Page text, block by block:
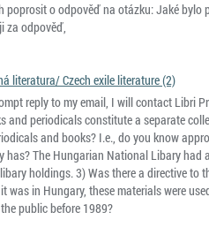
poprosit o odpověď na otázku: Jaké
za odpověď,
literatura/ Czech exile literature (2)
reply to my email, I will contact Libri
and periodicals constitute a separate
and books? I.e., do you know
has? The Hungarian National Libary had
holdings. 3) Was there a directive
was in Hungary, these materials were
public before 1989?